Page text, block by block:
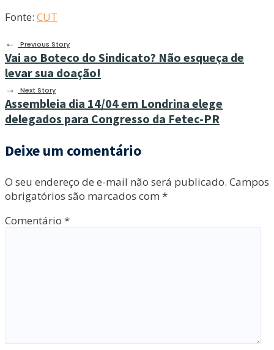
Fonte: CUT
←
Previous Story
Vai ao Boteco do Sindicato? Não esqueça de
levar sua doação!
→ Next Story
Assembleia dia 14/04 em Londrina elege
delegados para Congresso da Fetec-PR
Deixe um comentário
O seu endereço de e-mail não será publicado. Campos
obrigatórios são marcados com *
Comentário *